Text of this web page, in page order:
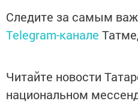
Следите за самым
Telegram-канале
Читайте новости
национальном